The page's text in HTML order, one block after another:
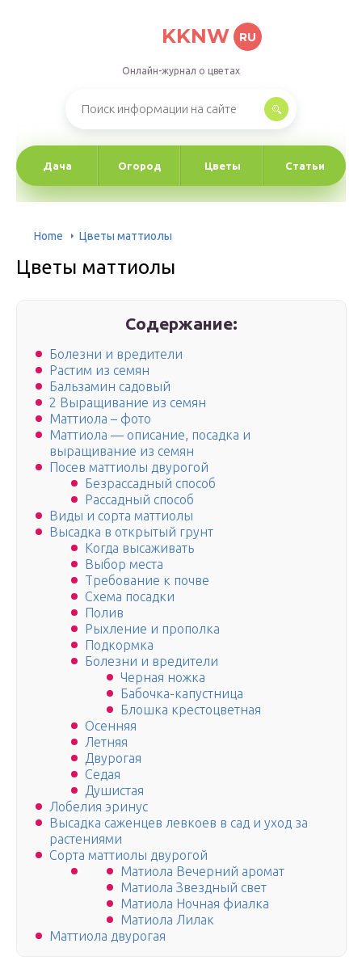
KKNW RU
Онлайн-журнал о цветах
Дача Огород Цветы Статьи
Home Цветы маттиолы
Цветы маттиолы
Содержание:
Болезни и вредители
Растим из семян
Бальзамин садовый
2 Выращивание из семян
Маттиола – фото
Маттиола — описание, посадка и
выращивание из семян
Посев маттиолы двурогой
Безрассадный способ
Рассадный способ
Виды и сорта маттиолы
Высадка в открытый грунт
Когда высаживать
Выбор места
Требование к почве
Схема посадки
Полив
Рыхление и прополка
Подкормка
Болезни и вредители
Черная ножка
Бабочка-капустница
Блошка крестоцветная
Осенняя
Летняя
Двурогая
Седая
Душистая
Лобелия эринус
Высадка саженцев левкоев в сад и уход за
растениями
Сорта маттиолы двурогой
Матиола Вечерний аромат
Матиола Звездный свет
Матиола Ночная фиалка
Матиола Лилак
Маттиола двурогая